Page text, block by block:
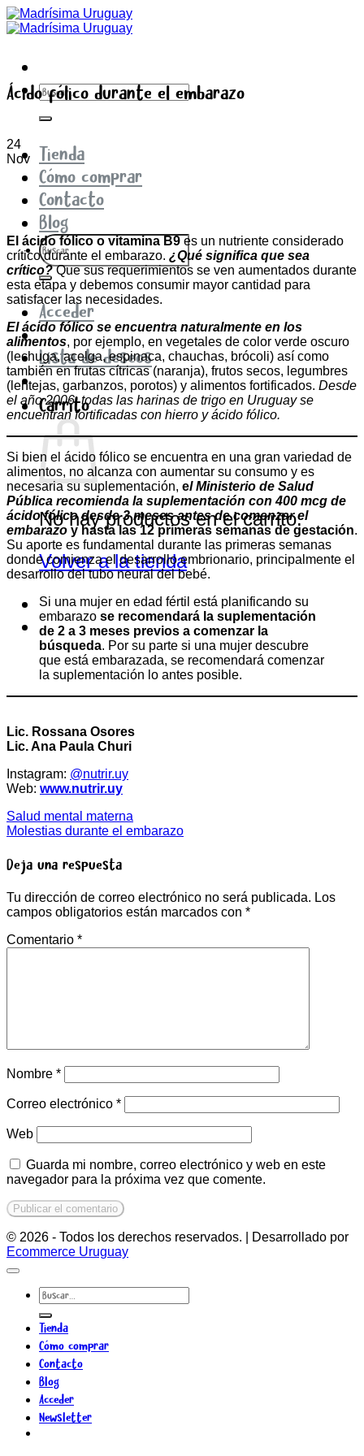
Saltar
al
Buscar
por:
Tienda
Cómo comprar
Contacto
Blog
Buscar
por:
Acceder
Lista de deseos
Carrito
No hay productos en el carrito.
Volver a la tienda
Ácido fólico durante el embarazo
24
Nov
El ácido fólico o vitamina B9 es un nutriente considerado
crítico durante el embarazo. ¿Qué significa que sea
crítico? Que sus requerimientos se ven aumentados durante
esta etapa y debemos consumir mayor cantidad para
satisfacer las necesidades.
El ácido fólico se encuentra naturalmente en los
alimentos, por ejemplo, en vegetales de color verde oscuro
(lechuga, acelga, espinaca, chauchas, brócoli) así como
también en frutas cítricas (naranja), frutos secos, legumbres
(lentejas, garbanzos, porotos) y alimentos fortificados. Desde
el año 2006, todas las harinas de trigo en Uruguay se
encuentran fortificadas con hierro y ácido fólico.
Si bien el ácido fólico se encuentra en una gran variedad de
alimentos, no alcanza con aumentar su consumo y es
necesaria su suplementación, el Ministerio de Salud
Pública recomienda la suplementación con 400 mcg de
ácido fólico desde 3 meses antes de comenzar el
embarazoy hasta las 12 primeras semanas de gestación.
Su aporte es fundamental durante las primeras semanas
donde comienza el desarrollo embrionario, principalmente el
desarrollo del tubo neural del bebé.
Si una mujer en edad fértil está planificando su
embarazo se recomendará la suplementación
de 2 a 3 meses previos a comenzar la
búsqueda. Por su parte si una mujer descubre
que está embarazada, se recomendará comenzar
la suplementación lo antes posible.
Lic. Rossana Osores
Lic. Ana Paula Churi
Instagram: @nutrir.uy
Web: www.nutrir.uy
Salud mental materna
Molestias durante el embarazo
Deja una respuesta
Tu dirección de correo electrónico no será publicada. Los
campos obligatorios están marcados con *
Comentario *
Nombre *
Correo electrónico *
Web
Guarda mi nombre, correo electrónico y web en este
navegador para la próxima vez que comente.
© 2026 - Todos los derechos reservados. | Desarrollado por
Ecommerce Uruguay
Buscar
por:
Tienda
Cómo comprar
Contacto
Blog
Acceder
Newsletter